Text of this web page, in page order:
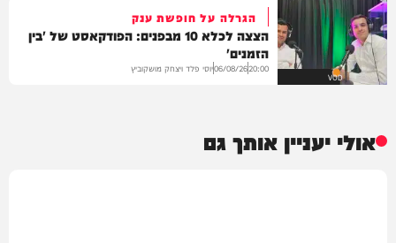
VOD
הגרלה על חופשת ענק
הצצה לכלא 10 מבפנים: הפודקאסט של 'בין
הזמנים'
20:00
06/08/26יוסי פלד ויצחק מושקוביץ
אולי יעניין אותך גם